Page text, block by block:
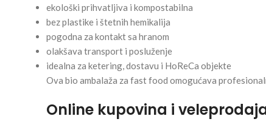
ekološki prihvatljiva i kompostabilna
bez plastike i štetnih hemikalija
pogodna za kontakt sa hranom
olakšava transport i posluženje
idealna za ketering, dostavu i HoReCa objekte
Ova bio ambalaža za fast food omogućava
Online kupovina i